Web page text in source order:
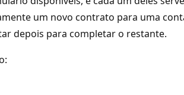
um novo contrato para uma
depois para completar o restante.